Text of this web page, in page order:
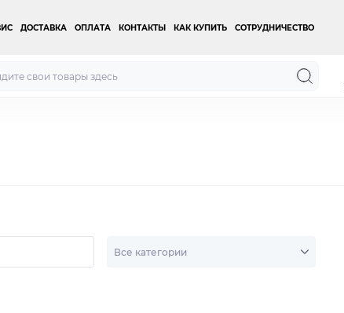
ДОСТАВКА ОПЛАТА КОНТАКТЫ КАК КУПИТЬ СОТРУДНИЧЕСТВО